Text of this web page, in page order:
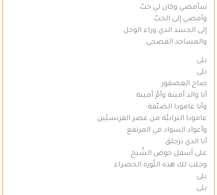
سأمضي وكان لي حبّ
وأمضي إلى الحبّ
إلى الجسد الذي وراء الوحل
والمساجد الفصحى.
بلى
بلى
صاح العصفور
أنا والد أمينة وأمّ أمينة
وأنا عامودا الضيّقة
عامودا الترابيّة من عصر الفرنسيّين
وأعواد السواد في المرتفع
أنا الذي تزحلق
على أسفل حوض الشّيخ
وجلب لك هذه اللّوزة الخضراء
بلى
بلى.